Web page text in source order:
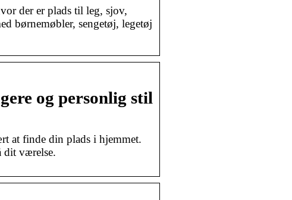
der er plads til leg, sjov,
børnemøbler, sengetøj, legetøj
og personlig stil
at finde din plads i hjemmet.
dit værelse.